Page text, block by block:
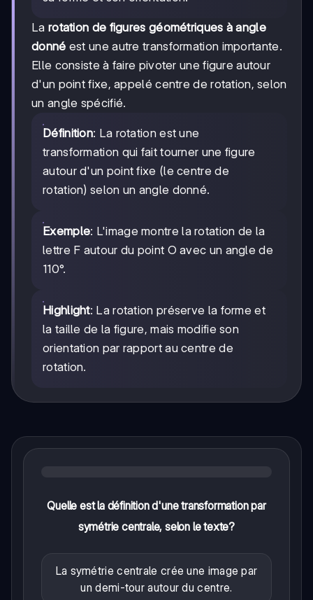
La rotation de figures géométriques à angle
donné est une autre transformation importante.
Elle consiste à faire pivoter une figure autour
d'un point fixe, appelé centre de rotation, selon
un angle spécifié.
Définition: La rotation est une
transformation qui fait tourner une figure
autour d'un point fixe (le centre de
rotation) selon un angle donné.
Exemple: L'image montre la rotation de la
lettre F autour du point O avec un angle de
110°.
Highlight: La rotation préserve la forme et
la taille de la figure, mais modifie son
orientation par rapport au centre de
rotation.
Quelle est la définition d'une transformation par
symétrie centrale, selon le texte?
La symétrie centrale crée une image par
un demi-tour autour du centre.